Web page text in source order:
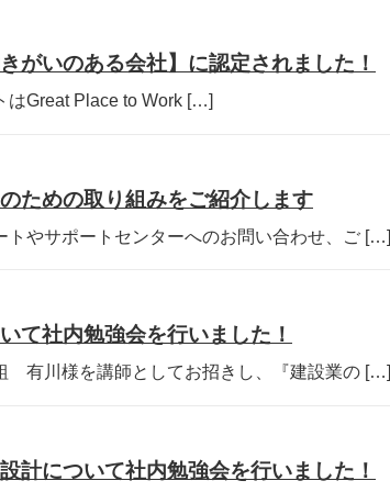
がいのある会社】に認定されました！
はGreat Place to Work […]
ための取り組みをご紹介します
トやサポートセンターへのお問い合わせ、ご […]
て社内勉強会を行いました！
有川様を講師としてお招きし、『建設業の […]
計について社内勉強会を行いました！